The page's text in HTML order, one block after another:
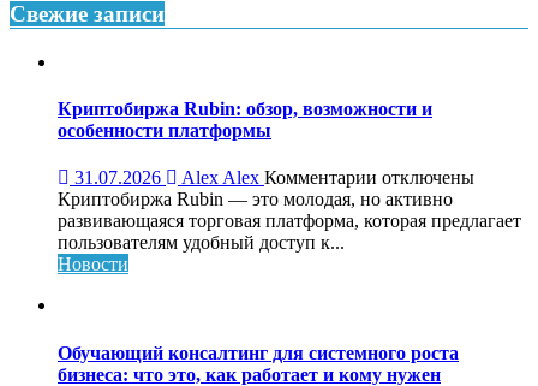
Свежие записи
Криптобиржа Rubin: обзор, возможности и
особенности платформы
31.07.2026 Alex Alex Комментарии к
записи
Криптобиржа
платформы
отключены
Криптобиржа Rubin — это молодая, но активно
развивающаяся торговая платформа, которая предлагает
пользователям удобный доступ к...
Новости
Обучающий консалтинг для системного роста
бизнеса: что это, как работает и кому нужен